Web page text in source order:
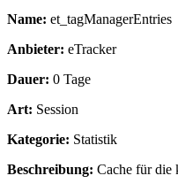
Name: et_tagManagerEntries
Anbieter: eTracker
Dauer: 0 Tage
Art: Session
Kategorie: Statistik
Beschreibung: Cache für die